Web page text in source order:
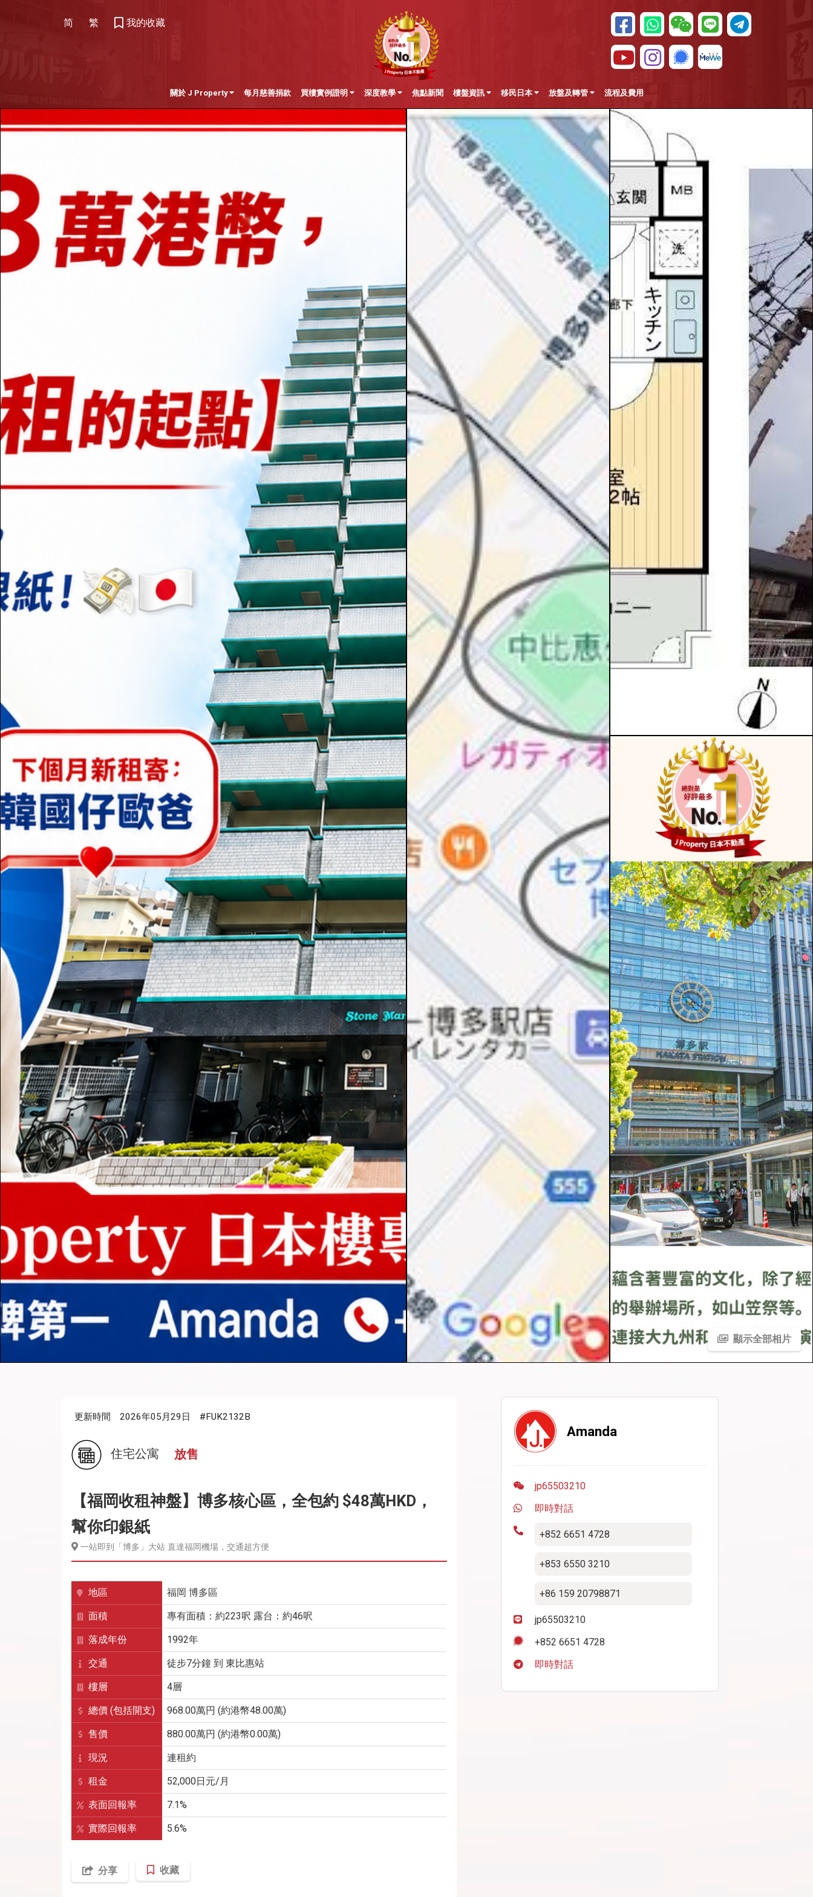
简 繁 我的收藏
關於 J Property 每月慈善捐款 買樓實例證明 深度教學 焦點新聞 樓盤資訊 移民日本 放盤及轉管 流程及費用
顯示全部相片
更新時間 2026年05月29日 #FUK2132B
住宅公寓 放售
【福岡收租神盤】博多核心區，全包約 $48萬HKD，
幫你印銀紙
一站即到「博多」大站 直達福岡機場，交通超方便
地區 福岡 博多區
面積 專有面積：約223呎 露台：約46呎
落成年份 1992年
交通 徒步7分鐘 到 東比惠站
樓層 4層
總價 (包括開支) 968.00萬円 (約港幣48.00萬)
售價 880.00萬円 (約港幣0.00萬)
現況 連租約
租金 52,000日元/月
表面回報率 7.1%
實際回報率 5.6%
分享 收藏
Amanda
jp65503210
即時對話
+852 6651 4728
+853 6550 3210
+86 159 20798871
jp65503210
+852 6651 4728
即時對話